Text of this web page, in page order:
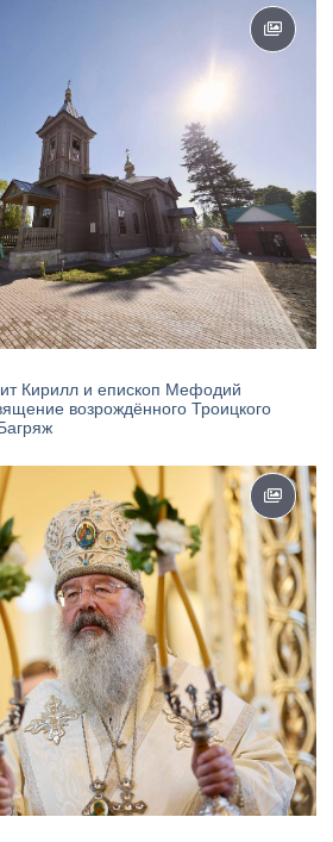
Кирилл и епископ Мефодий
возрождённого Троицкого